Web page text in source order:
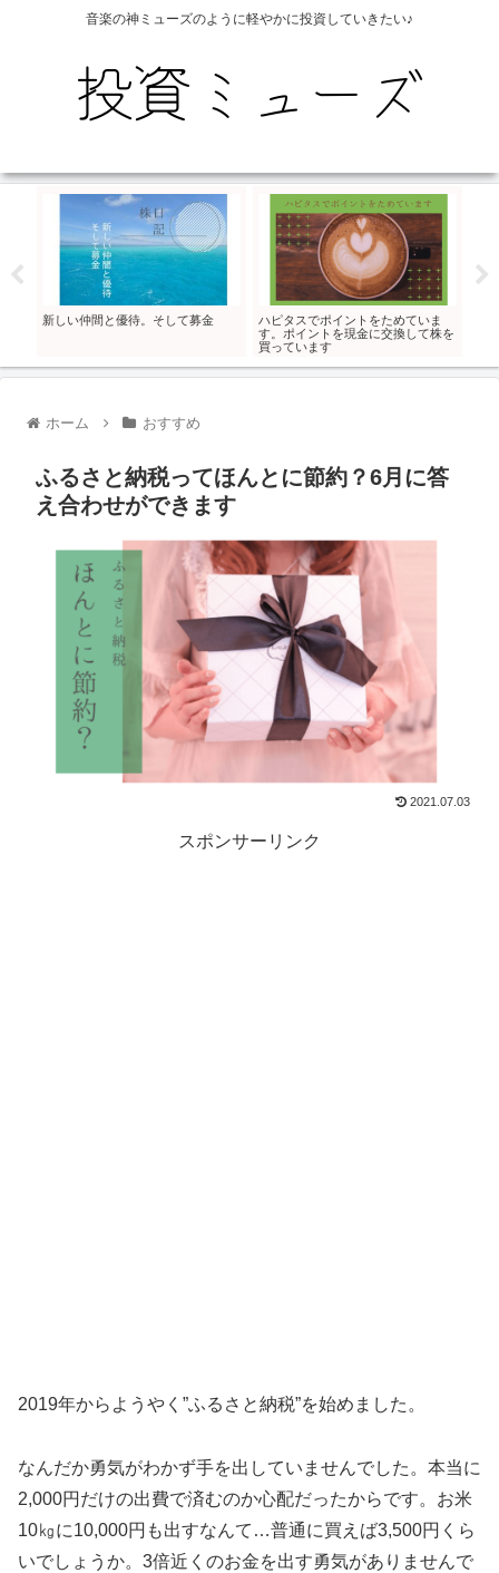
音楽の神ミューズのように軽やかに投資していきたい♪
新しい仲間と優待。そして募金
ハピタスでポイントをためていま
す。ポイントを現金に交換して株を
買っています
ホーム おすすめ
ふるさと納税ってほんとに節約？6月に答
え合わせができます
2021.07.03
スポンサーリンク
2019年からようやく”ふるさと納税”を始めました。
なんだか勇気がわかず手を出していませんでした。本当に
2,000円だけの出費で済むのか心配だったからです。お米
10㎏に10,000円も出すなんて…普通に買えば3,500円くら
いでしょうか。3倍近くのお金を出す勇気がありませんで